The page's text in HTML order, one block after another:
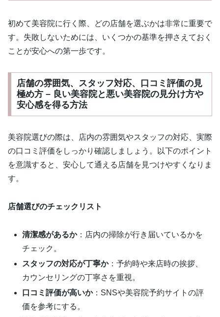
初めて美容院に行く際、どの店舗を選ぶかは非常に重要で
す。失敗しないためには、いくつかの基準を押さえておく
ことが安心への第一歩です。
店舗の雰囲気、スタッフ対応、口コミ評価の見
極め方 – 良い美容院と悪い美容院の見分け方や
安心感を得る方法
美容院選びの際は、店内の雰囲気やスタッフの対応、実際
の口コミ評価をしっかり確認しましょう。以下のポイント
を意識すると、安心して通える店舗を見つけやすくなりま
す。
店舗選びのチェックリスト
清潔感があるか：店内の掃除が行き届いているかを
チェック。
スタッフの対応が丁寧か：予約時や来店時の挨拶、
カウンセリングの丁寧さを重視。
口コミ評価が高いか：SNSや美容院予約サイトの評
価を参考にする。